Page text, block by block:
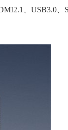
、USB3.0、